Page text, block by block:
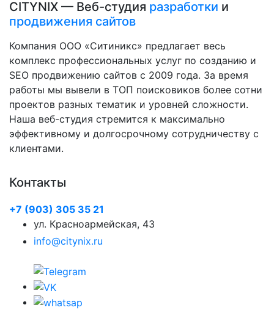
CITYNIX — Веб-студия разработки и
продвижения сайтов
Компания ООО «Ситиникс» предлагает весь
комплекс профессиональных услуг по созданию и
SEO продвижению сайтов с 2009 года. За время
работы мы вывели в ТОП поисковиков более сотни
проектов разных тематик и уровней сложности.
Наша веб-студия стремится к максимально
эффективному и долгосрочному сотрудничеству с
клиентами.
Контакты
+7 (903) 305 35 21
ул. Красноармейская, 43
info@citynix.ru